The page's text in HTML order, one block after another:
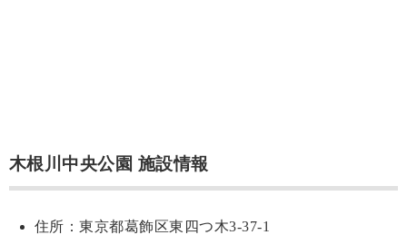
木根川中央公園 施設情報
住所：東京都葛飾区東四つ木3-37-1